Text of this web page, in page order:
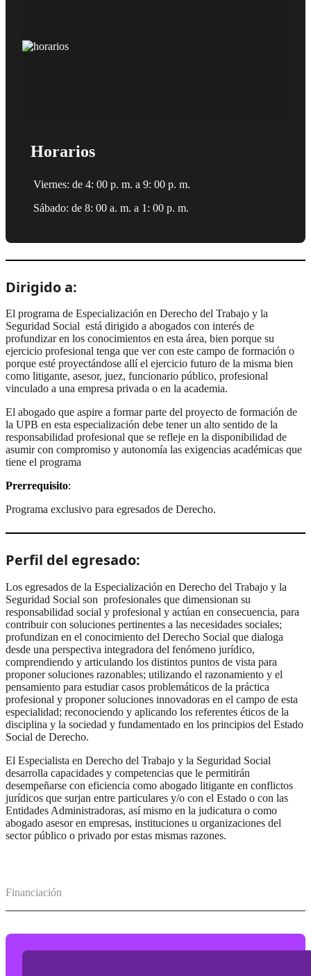
Horarios
Viernes: de 4: 00 p. m. a 9: 00 p. m.
Sábado: de 8: 00 a. m. a 1: 00 p. m.
Dirigido a:
El programa de Especialización en Derecho del Trabajo y la
Seguridad Social está dirigido a abogados con interés de
profundizar en los conocimientos en esta área, bien porque su
ejercicio profesional tenga que ver con este campo de formación o
porque esté proyectándose allí el ejercicio futuro de la misma bien
como litigante, asesor, juez, funcionario público, profesional
vinculado a una empresa privada o en la academia.
El abogado que aspire a formar parte del proyecto de formación de
la UPB en esta especialización debe tener un alto sentido de la
responsabilidad profesional que se refleje en la disponibilidad de
asumir con compromiso y autonomía las exigencias académicas que
tiene el programa
Prerrequisito:
Programa exclusivo para egresados de Derecho.
Perfil del egresado:
Los egresados de la Especialización en Derecho del Trabajo y la
Seguridad Social son profesionales que dimensionan su
responsabilidad social y profesional y actúan en consecuencia, para
contribuir con soluciones pertinentes a las necesidades sociales;
profundizan en el conocimiento del Derecho Social que dialoga
desde una perspectiva integradora del fenómeno jurídico,
comprendiendo y articulando los distintos puntos de vista para
proponer soluciones razonables; utilizando el razonamiento y el
pensamiento para estudiar casos problemáticos de la práctica
profesional y proponer soluciones innovadoras en el campo de esta
especialidad; reconociendo y aplicando los referentes éticos de la
disciplina y la sociedad y fundamentado en los principios del Estado
Social de Derecho.
El Especialista en Derecho del Trabajo y la Seguridad Social
desarrolla capacidades y competencias que le permitirán
desempeñarse con eficiencia como abogado litigante en conflictos
jurídicos que surjan entre particulares y/o con el Estado o con las
Entidades Administradoras, así mismo en la judicatura o como
abogado asesor en empresas, instituciones u organizaciones del
sector público o privado por estas mismas razones.
Financiación